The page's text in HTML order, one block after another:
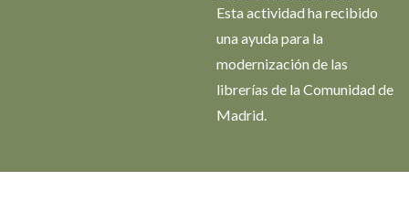
Esta actividad ha recibido
una ayuda para la
modernización de las
librerías de la Comunidad de
Madrid.